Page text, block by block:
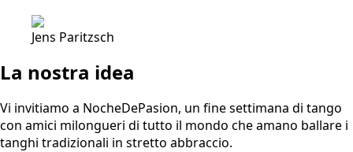
Jens Paritzsch
La nostra idea
Vi invitiamo a NocheDePasion, un fine settimana di tango
con amici milongueri di tutto il mondo che amano ballare i
tanghi tradizionali in stretto abbraccio.